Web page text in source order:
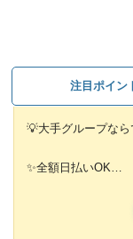
注目ポイン
💡大手グループな
✨全額日払いOK
✨賞与、歩合制度あ
などなど、稼ぎや